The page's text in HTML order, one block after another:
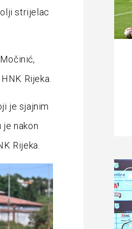
strijelac
Rijeka.
je sjajnim
je nakon
Rijeka.